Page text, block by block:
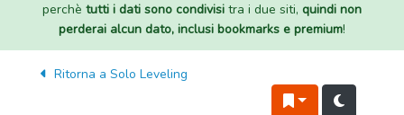
perchè tutti i dati sono condivisi tra i due siti, quindi non
perderai alcun dato, inclusi bookmarks e premium!
Ritorna a Solo Leveling